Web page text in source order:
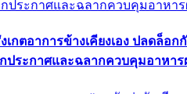
กตอาการข้างเคียงเอง ปลดล็อ
กประกาศและฉลากควบคุมอาหา